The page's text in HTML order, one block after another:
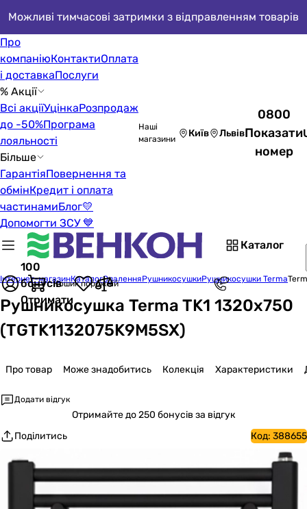
Можливі тимчасові затримки з відправленням товарів
Про
компаніюКонтактиОплата
і доставкаПослуги
% Акції
Всі акціїУцінкаРозпродаж
до -50%Програма
лояльності
Більше
ГарантіяПовернення та
обмінКредит і оплата
частинамиБлог💛
Допомогти ЗСУ 💙
Наші
магазини
Київ Львів
0800
Показати
номер
Каталог
100
бонусів
Отримати
Кошик порожній
Інтернет-магазинКаталогОпаленняРушникосушкиРушникосушки Terma
Рушникосушка Terma TK1 1320x750
(TGTK1132075K9M5SX)
Про товар Може знадобитись Колекція Характеристики
Додати відгук
Отримайтедо 250 бонусів за відгук
Поділитись
Код: 388655